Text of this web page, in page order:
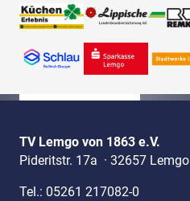
TV Lemgo von 1863 e.V.
Pideritstr. 17a · 32657 Lemgo
Tel.: 05261 217082-0